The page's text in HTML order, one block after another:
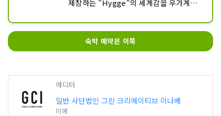
제창하는 "Hygge"의 세계감을 우가계의
온기 넘치는 캐빈, 대자연과 일체화한 노르
디스크 텐트에서 최고의 글램핑 체험.
숙박 예약은 이쪽
에디터
일반 사단법인 그린 크리에이티브 이나베
미에